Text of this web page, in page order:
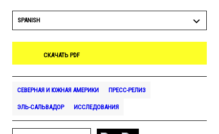
SPANISH
СКАЧАТЬ PDF
СЕВЕРНАЯ И ЮЖНАЯ АМЕРИКИ ПРЕСС-РЕЛИЗ
ЭЛЬ-САЛЬВАДОР ИССЛЕДОВАНИЯ